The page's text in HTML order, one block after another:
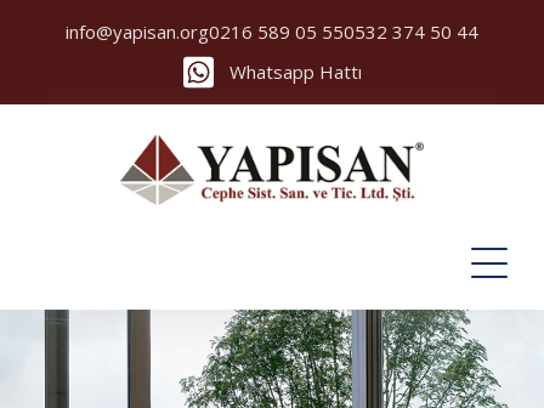
info@yapisan.org0216 589 05 550532 374 50 44
Whatsapp Hattı